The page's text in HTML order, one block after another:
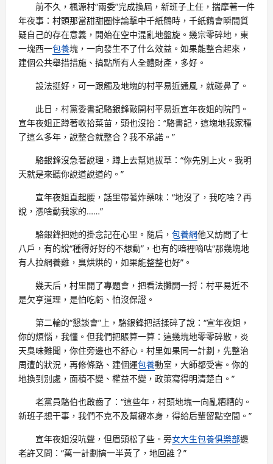
前不久，楓源村“兩委”完成換屆，新班子上任，揣摩著一件
年夜事：村頭那當甜甜圈悖論擊中千紙鶴時，千紙鶴會瞬間質
疑自己的存在意義，開始在空中混亂地盤旋。幾宗零碎地，東
一塊西一包養塊，一向發生不了什么效益。如果能整合起來，
建個公共舉措措施、搞點所有人全體財產，多好。
設法挺好，可一跟觸及地塊的村平易近通風，就碰鼻了。
此日，村黨委書記駱銀鋒敲開村平易近宣年夜姐的院門。
宣年夜姐正蹲著收拾菜苗，頭也沒抬：“駱書記，這塊地我家種
了這么多年，說整合就整合？我不承諾。”
駱銀鋒沒急著說理，蹲上去幫她拔草：“你先別上火。我明
天就是來聽你說道說道的。”
宣年夜姐直起腰，話里帶著炸藥味：“地沒了，我吃啥？再
說，憑啥動我家的……”
駱銀鋒把她的掛念記在心里。隨后， 包養網他又訪問了七
八戶，有的說“種得好好的不想動”，也有的暗裡嘀咕“那幾塊地
有人拉網養雞，臭烘烘的，如果能整整也好”。
幾天后，村里開了專題會，把看法攤開一捋：村平易近不
是欠亨道理，是怕吃虧、怕沒保證。
第二輪的“懇談會”上，駱銀鋒把話揉碎了說：“宣年夜姐，
你的煩惱，我懂。但我們把賬算一算：這幾塊地零零碎散，炎
天臭味難聞，你住旁邊也不舒心。村里如果同一計劃，先整治
周遭的狀況，再修條路、建個運包養動室，大師都受害。你的
地換到別處，面積不變、權益不變，政策寫得明清楚白。”
老黨員駱伯也啟齒了：“這些年，村頭地塊一向亂糟糟的。
新班子想干事，我們不克不及幫襯本身，得給后輩留點空間。”
宣年夜姐沒吭聲，但眉頭松了些。旁女大生包養俱樂部邊
老許又問：“萬一計劃搞一半黃了，地回誰？”